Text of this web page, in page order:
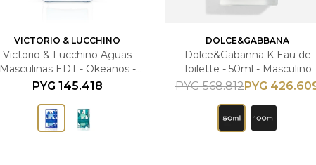
VICTORIO & LUCCHINO
Victorio & Lucchino Aguas
Masculinas EDT - Okeanos -
150ml Masculino
PYG 145.418
DOLCE&GABBANA
Dolce&Gabanna K Eau de
Toilette - 50ml - Masculino
PYG
PYG 568.812